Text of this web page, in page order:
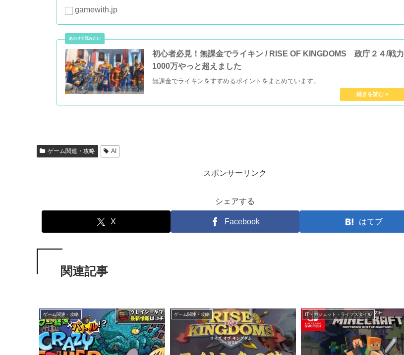
gamewith.jp
初心者必見！無課金でライキン / RISE OF KINGDOMS 政庁２４/戦力
1000万やっと超えました
無課金でライキンをすすめるポイントをまとめています。
ゲーム関連・攻略 AI
スポンサーリンク
シェアする
X Facebook はてブ
関連記事
ゲーム関連・攻略 ゲーム関連・攻略 IT・ガジェット・ライフスタイル